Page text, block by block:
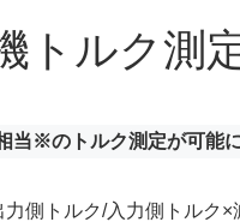
トルク測
当※のトルク測定が可能
側トルク/入力側トルク×